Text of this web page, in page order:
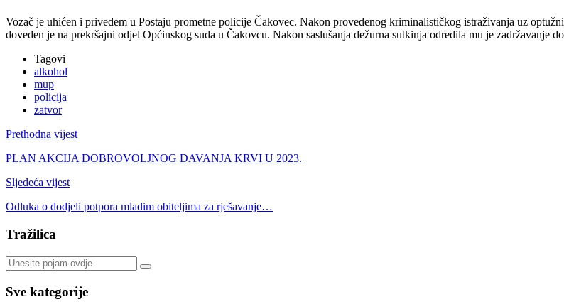
Vozač je uhićen i privedem u Postaju prometne policije Čakovec. Nakon provedenog kriminalističkog istraživanja uz
doveden je na prekršajni odjel Općinskog suda u Čakovcu. Nakon saslušanja dežurna sutkinja odredila mu je zadržavanje
Tagovi
alkohol
mup
policija
zatvor
Prethodna vijest
PLAN AKCIJA DOBROVOLJNOG DAVANJA KRVI U 2023.
Sljedeća vijest
Odluka o dodjeli potpora mladim obiteljima za rješavanje…
Tražilica
Sve kategorije